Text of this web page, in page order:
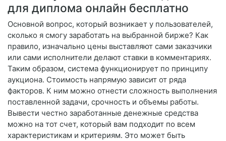
для диплома онлайн бесплатно
Основной вопрос, который возникает у пользователей,
сколько я смогу заработать на выбранной бирже? Как
правило, изначально цены выставляют сами заказчики
или сами исполнители делают ставки в комментариях.
Таким образом, система функционирует по принципу
аукциона. Стоимость напрямую зависит от ряда
факторов. К ним можно отнести сложность выполнения
поставленной задачи, срочность и объемы работы.
Вывести честно заработанные денежные средства
можно на тот счет, который вам подходит по всем
характеристикам и критериям. Это может быть